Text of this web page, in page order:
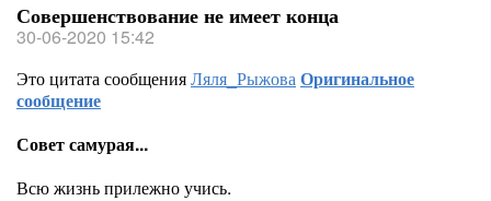
Совершенствование не имеет конца
30-06-2020 15:42
Это цитата сообщенияЛяля_РыжоваОригинальное
сообщение
Совет самурая...
Всю жизнь прилежно учись.